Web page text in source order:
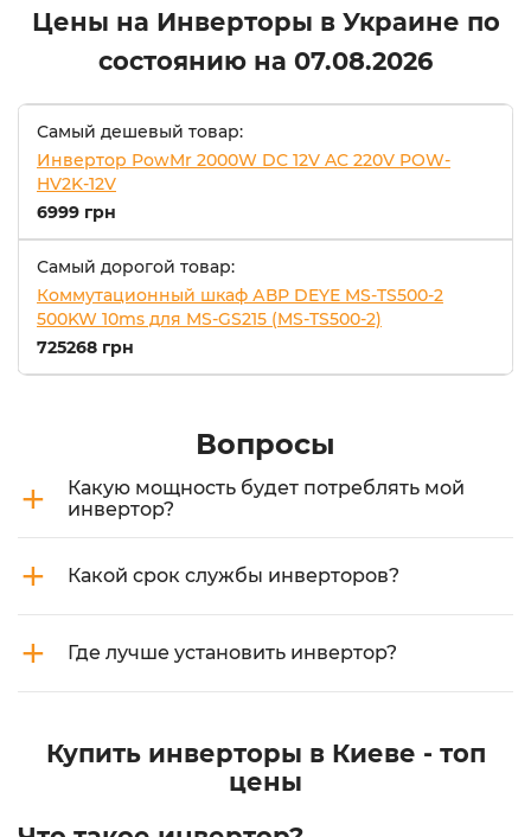
Цены на Инверторы в Украине по
состоянию на 07.08.2026
Самый дешевый товар:
Инвертор PowMr 2000W DC 12V AC 220V POW-
HV2K-12V
6999 грн
Самый дорогой товар:
Коммутационный шкаф АВР DEYE MS-TS500-2
500KW 10ms для MS-GS215 (MS-TS500-2)
725268 грн
Вопросы
+
Какую мощность будет потреблять мой
инвертор?
+ Какой срок службы инверторов?
+ Где лучше установить инвертор?
Купить инверторы в Киеве - топ
цены